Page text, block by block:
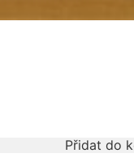
Přidat do